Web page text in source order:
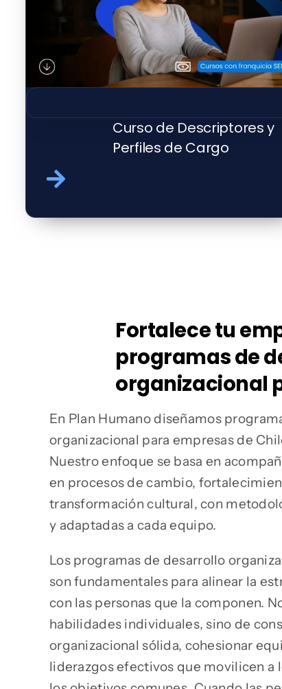
Curso de Descriptores y
Perfiles de Cargo
Fortalece tu
programas de
organizacional
En Plan Humano diseñamos
organizacional para empresas de
Nuestro enfoque se basa en
en procesos de cambio,
transformación cultural, con
y adaptadas a cada equipo.
Los programas de desarrollo
son fundamentales para alinear la
con las personas que la componen.
habilidades individuales, sino de
organizacional sólida, cohesionar
liderazgos efectivos que movilicen a